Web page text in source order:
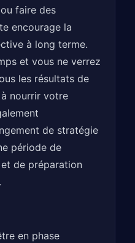
faire des
encourage la
à long terme.
et vous ne verrez
les résultats de
nourrir votre
de stratégie
période de
de préparation
en phase